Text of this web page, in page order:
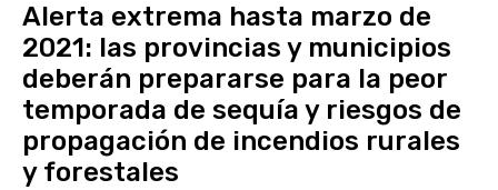
Alerta extrema hasta marzo de
2021: las provincias y municipios
deberán prepararse para la peor
temporada de sequía y riesgos de
propagación de incendios rurales
y forestales